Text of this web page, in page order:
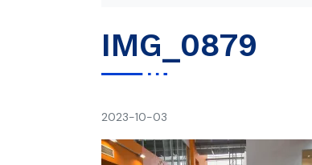
IMG_0879
2023-10-03